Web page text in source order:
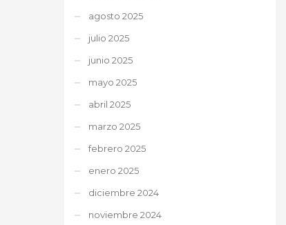
agosto 2025
julio 2025
junio 2025
mayo 2025
abril 2025
marzo 2025
febrero 2025
enero 2025
diciembre 2024
noviembre 2024